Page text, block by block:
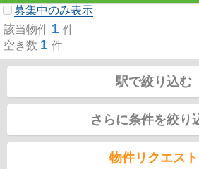
募集中のみ表示
該当物件 1 件
空き数 1 件
駅で絞り込む
さらに条件を絞り
物件リクエスト